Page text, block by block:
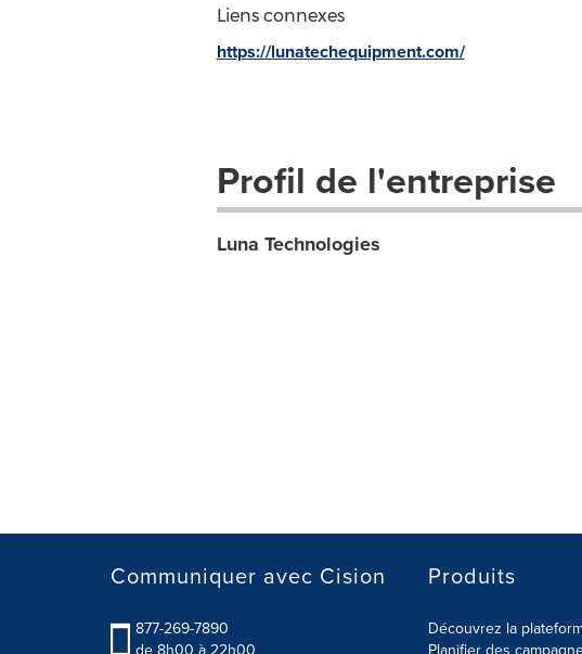
Liens connexes
https://lunatechequipment.com/
Profil de l'entreprise
Luna Technologies
Communiquer avec Cision
877-269-7890
Produits
Découvrez la